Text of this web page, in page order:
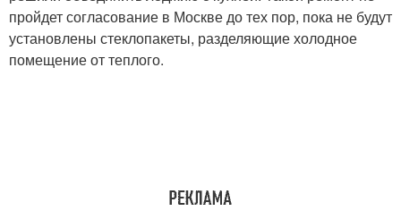
пройдет согласование в Москве до тех пор, пока не будут
установлены стеклопакеты, разделяющие холодное
помещение от теплого.